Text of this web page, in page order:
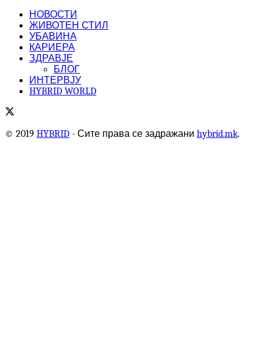
НОВОСТИ
ЖИВОТЕН СТИЛ
УБАВИНА
КАРИЕРА
ЗДРАВЈЕ
БЛОГ
ИНТЕРВЈУ
HYBRID WORLD
© 2019 HYBRID - Сите права се задражани hybrid.mk.